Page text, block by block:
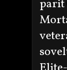
parit